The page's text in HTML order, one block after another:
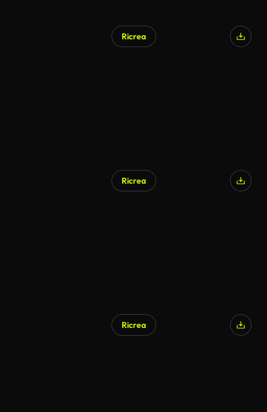
Ricrea
Ricrea
Ricrea